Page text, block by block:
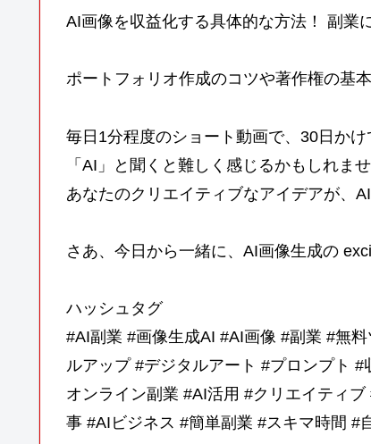
AI画像を収益化する具体的な方法！ 副業
ポートフォリオ作成のコツや著作権の基
毎日1分程度のショート動画で、30日かけ
「AI」と聞くと難しく感じるかもしれま
あなたのクリエイティブなアイデアが、
さあ、今日から一緒に、AI画像生成の
ハッシュタグ
#AI副業 #画像生成AI #AI画像 #副業 #無
ルアップ #デジタルアート #プロンプト
オンライン副業 #AI活用 #クリエイティ
事 #AIビジネス #簡単副業 #スキマ時間 #